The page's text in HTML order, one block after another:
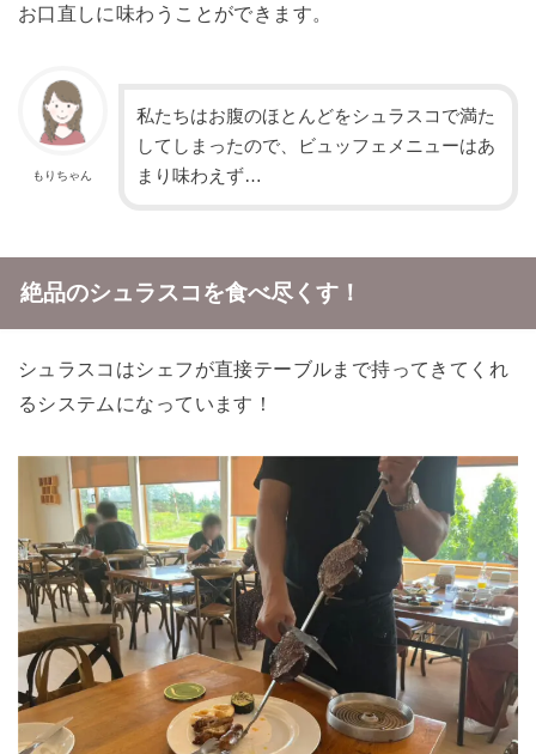
お口直しに味わうことができます。
もりちゃん
私たちはお腹のほとんどをシュラスコで満た
してしまったので、ビュッフェメニューはあ
まり味わえず…
絶品のシュラスコを食べ尽くす！
シュラスコはシェフが直接テーブルまで持ってきてくれ
る システムになっています！